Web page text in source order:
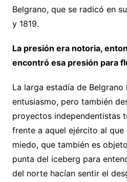
Belgrano, que se radicó en
y 1819.
La presión era notoria,
encontró esa presión para
La larga estadía de Belgrano
entusiasmo, pero también
proyectos independentistas
frente a aquel ejército al que
miedo, que también es
punta del iceberg para
del norte hacían sentir el